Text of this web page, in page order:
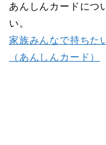
あんしんカードにつ
い。
家族みんなで持ちた
（あんしんカード）